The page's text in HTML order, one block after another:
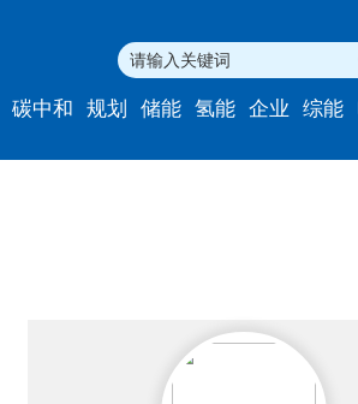
碳中和 规划 储能 氢能 企业 综能